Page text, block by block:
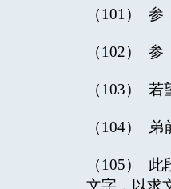
（101） 参
（102）
（103）
（104） 弟
（105）
文字，以求